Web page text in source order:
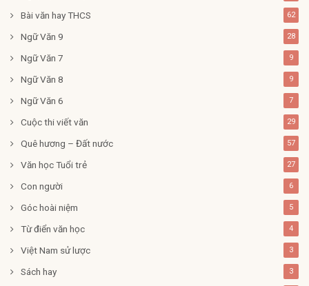
Bài văn hay THCS 62
Ngữ Văn 9 28
Ngữ Văn 7 9
Ngữ Văn 8 9
Ngữ Văn 6 7
Cuộc thi viết văn 29
Quê hương – Đất nước 57
Văn học Tuổi trẻ 27
Con người 6
Góc hoài niệm 5
Từ điển văn học 4
Việt Nam sử lược 3
Sách hay 3